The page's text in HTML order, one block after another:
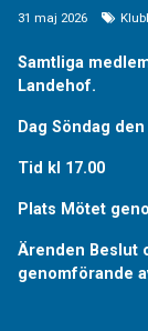
31 maj 2026
Samtliga
Landehof.
Dag Söndag
Tid kl 17.00
Plats Mötet
Ärenden Beslut
genomförande